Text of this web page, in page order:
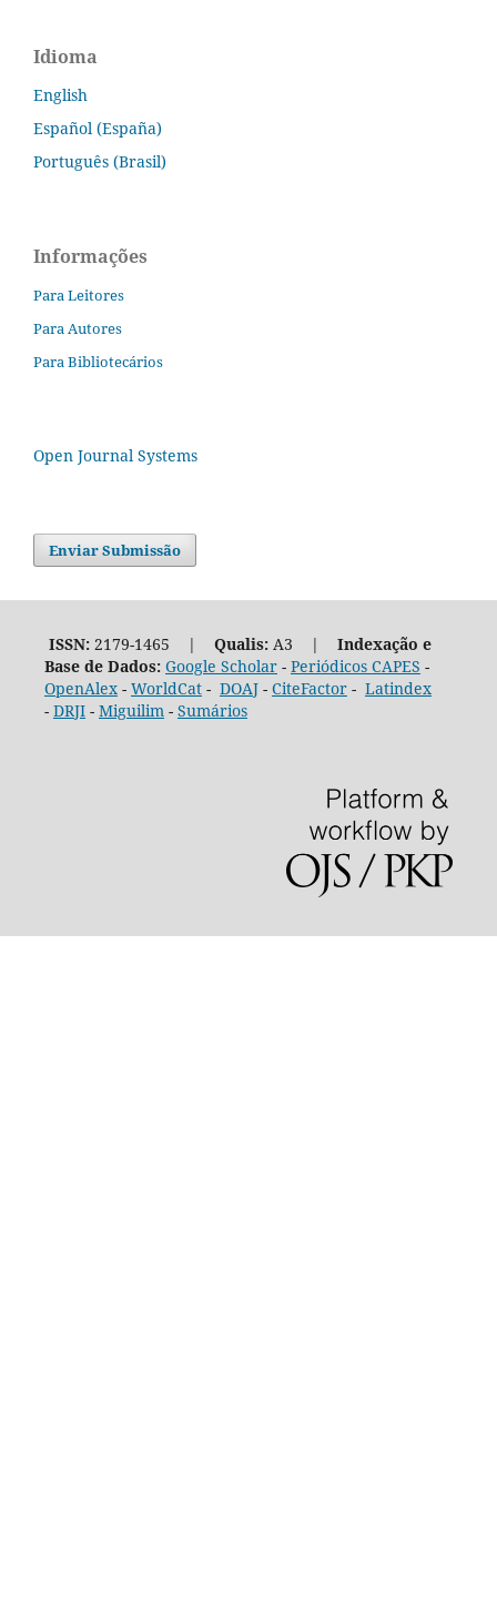
Idioma
English
Español (España)
Português (Brasil)
Informações
Para Leitores
Para Autores
Para Bibliotecários
Open Journal Systems
Enviar Submissão
ISSN:2179-1465 | Qualis:A3 | Indexação e
Base de Dados: Google Scholar- Periódicos CAPES -
OpenAlex- WorldCat- DOAJ- CiteFactor- Latindex
- DRJI- Miguilim- Sumários